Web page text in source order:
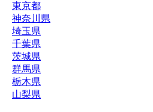
東京都
神奈川県
埼玉県
千葉県
茨城県
群馬県
栃木県
山梨県